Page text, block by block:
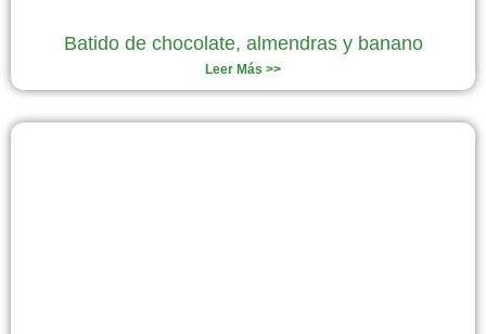
Batido de chocolate, almendras y banano
Leer Más >>